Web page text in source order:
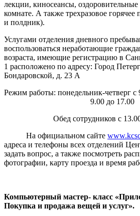
лекции, киносеансы,
комнате. А также трехразовое горячее
и полдник).
Услугами отделения дневного
воспользоваться неработающие
возраста, имеющие регистрацию в
1 расположено по адресу: Город
Бондаровской, д. 23 А
Режим работы: понедельник-четверг с
9.00 до 17.00
Обед сотрудников с
На официальном сайте
адреса и телефоны всех отделений
задать вопрос, а также посмотреть
фотографии, карту проезда и время
Компьютерный мастер- класс
Покупка и продажа вещей и услуг».